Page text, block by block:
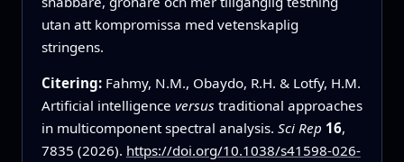
utan att kompromissa med vetenskaplig
stringens.
Citering: Fahmy, N.M., Obaydo, R.H. & Lotfy, H.M.
Artificial intelligence versus traditional approaches
in multicomponent spectral analysis. Sci Rep 16,
7835 (2026). https://doi.org/10.1038/s41598-026-